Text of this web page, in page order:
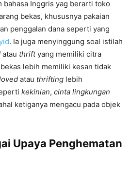
bahasa Inggris yag berarti toko
bekas, khususnya pakaian
penggalan dana seperti yang
. Ia juga menyinggung soal istilah
atau thriftyang memiliki citra
lebih memiliki kesan tidak
atau thrifting lebih
kekinian, cinta lingkungan
ketiganya mengacu pada objek
Upaya Penghematan